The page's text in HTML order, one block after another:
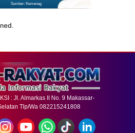
Sumber: Kemenag
: Jl. Almarkas II No. 9 Makassar-
Tlp/Wa 082215241808